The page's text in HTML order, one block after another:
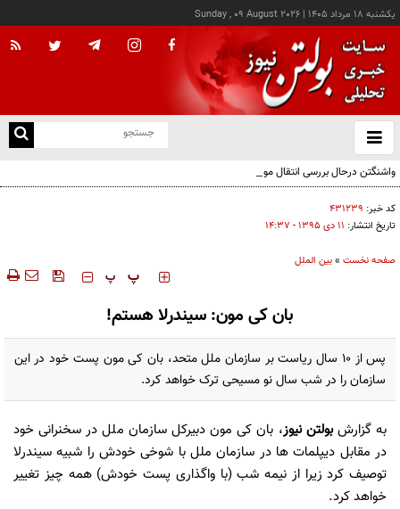
يکشنبه ۱۸ مرداد ۱۴۰۵ |
Sunday , 09 August 2026
باز
و
واشنگتن درحال بررسی انتقال موشک‌های «آتاکامس» به اوکراین از طریق ترکیه
کد خبر: ۴۳۱۲۳۹
تاریخ انتشار: ۱۱ دی ۱۳۹۵ - ۱۴:۳۷
صفحه نخست »بین الملل
‍‍‍ پ پ
بان کی مون: سیندرلا هستم!
پس از 10 سال ریاست بر سازمان ملل متحد، بان کی مون پست خود در این
سازمان را در شب سال نو مسیحی ترک خواهد کرد.
به گزارشبولتن نیوز، بان کی مون دبیرکل سازمان ملل در سخنرانی خود
در مقابل دیپلمات ها در سازمان ملل با شوخی خودش را شبیه سیندرلا
توصیف کرد زیرا از نیمه شب (با واگذاری پست خودش) همه چیز تغییر
خواهد کرد.